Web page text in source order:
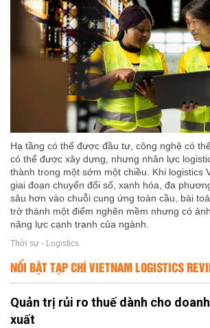
Hạ tầng có thể được đầu tư, công nghệ có
có thể được xây dựng, nhưng nhân lực
thành trong một sớm một chiều. Khi logistics
giai đoạn chuyển đổi số, xanh hóa, đa
sâu hơn vào chuỗi cung ứng toàn cầu, bài
trở thành một điểm nghẽn mềm nhưng có
năng lực cạnh tranh của ngành.
Thời sự - Logistics
NỔI BẬT TẠP CHÍ VIETNAM LOGISTICS
Quản trị rủi ro thuế dành cho
xuất